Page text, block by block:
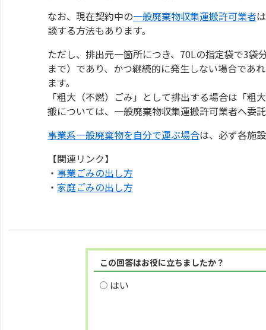
なお、現在契約中の一般廃棄物収集運搬許可業者
談する方法もあります。
ただし、排出元一箇所につき、70Lの指定袋で3
まで）であり、かつ継続的に発生しない場合であ
ます。
「粗大（不燃）ごみ」として排出する場合は「
搬については、一般廃棄物収集運搬許可業者へ委
事業系一般廃棄物を自分で運ぶ場合は、必ず各施
【関連リンク】
・ 事業ごみの出し方
・ 家庭ごみの出し方
この回答はお役に立ちましたか？
はい